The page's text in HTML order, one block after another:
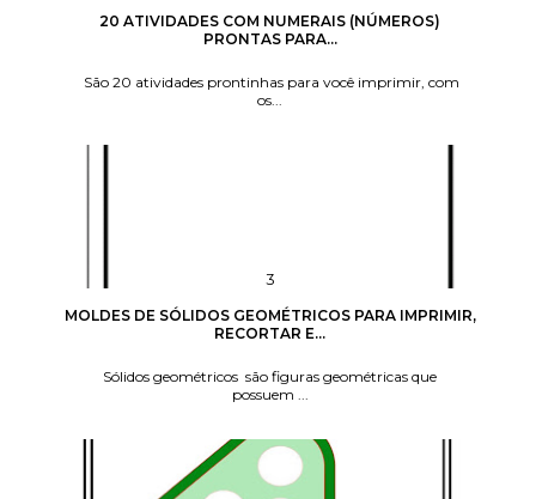
20 ATIVIDADES COM NUMERAIS (NÚMEROS)
PRONTAS PARA...
São 20 atividades prontinhas para você imprimir, com
os...
MOLDES DE SÓLIDOS GEOMÉTRICOS PARA IMPRIMIR,
RECORTAR E...
Sólidos geométricos são figuras geométricas que
possuem ...